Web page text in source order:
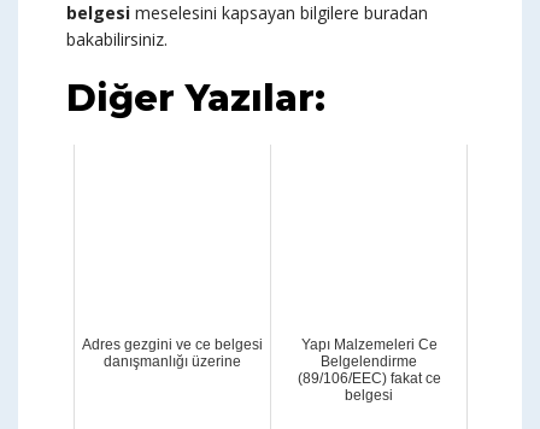
belgesi meselesini kapsayan bilgilere buradan
bakabilirsiniz.
Diğer Yazılar:
Adres gezgini ve ce belgesi
danışmanlığı üzerine
Yapı Malzemeleri Ce
Belgelendirme
(89/106/EEC) fakat ce
belgesi